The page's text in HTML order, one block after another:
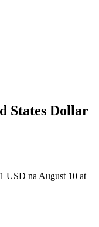
States Dollar
USD na August 10 at